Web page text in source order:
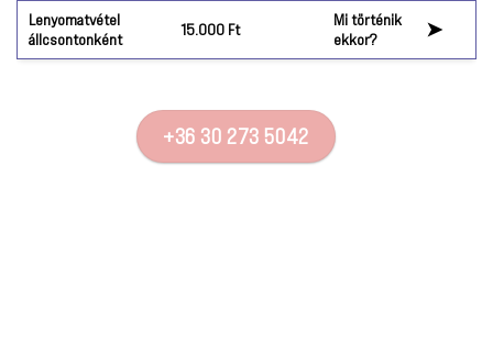
Lenyomatvétel
állcsontonként
15.000 Ft
Mi történik
ekkor?
➤
+36 30 273 5042